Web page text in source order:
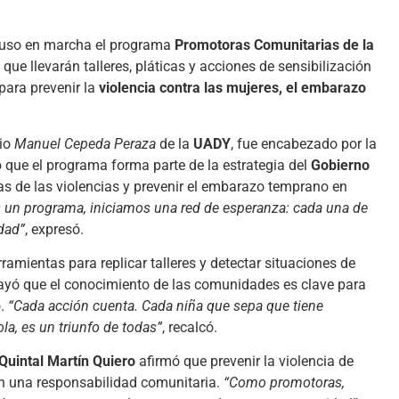
en marcha el programa Promotoras Comunitarias de la
que llevarán talleres, pláticas y acciones de sensibilización
prevenir la violencia contra las mujeres, el embarazo
Manuel Cepeda Peraza de la UADY, fue encabezado por la
que el programa forma parte de la estrategia del Gobierno
de las violencias y prevenir el embarazo temprano en
programa, iniciamos una red de esperanza: cada una de
, expresó.
para replicar talleres y detectar situaciones de
que el conocimiento de las comunidades es clave para
“Cada acción cuenta. Cada niña que sepa que tiene
es un triunfo de todas”, recalcó.
Martín Quiero afirmó que prevenir la violencia de
una responsabilidad comunitaria. “Como promotoras,